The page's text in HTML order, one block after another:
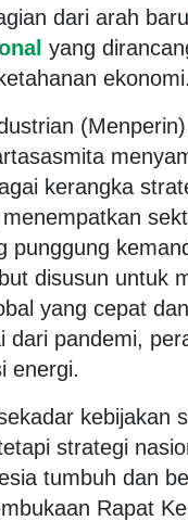
dari arah baru
yang
ekonomi.
kerangka
punggung
disusun untuk
yang cepat
dari pandemi,
energi.
kebijakan
strategi
tumbuh dan
Rapat